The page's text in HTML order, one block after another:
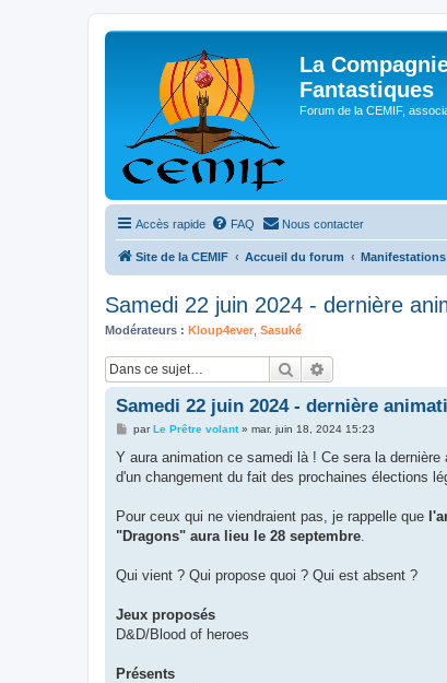
La
Fantastiques
Forum de la CEMIF,
Accès rapide FAQ Nous contacter
Site de la CEMIF Accueil du forum Manifestations
Samedi 22 juin 2024 - dernière
Modérateurs : Kloup4ever Sasuké
Rechercher
Samedi 22 juin 2024 - dernière
M
s
a
parLe Prêtre volant» mar. juin 18, 2024 15:23
Y aura animation ce samedi là ! Ce sera la
d'un changement du fait des prochaines élections
Pour ceux qui ne viendraient pas, je rappelle que
"Dragons" aura lieu le 28 septembre
Qui vient ? Qui propose quoi ? Qui est absent ?
Jeux proposés
D&D/Blood of heroes
Présents